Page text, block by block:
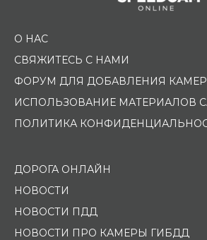
О НАС
СВЯЖИТЕСЬ С НАМИ
ФОРУМ ДЛЯ ДОБАВЛЕНИЯ КАМЕР
ИСПОЛЬЗОВАНИЕ МАТЕРИАЛОВ
ПОЛИТИКА
ДОРОГА ОНЛАЙН
НОВОСТИ
НОВОСТИ ПДД
НОВОСТИ ПРО КАМЕРЫ ГИБДД